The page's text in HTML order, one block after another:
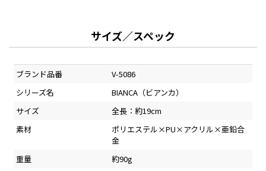
サイズ／スペック
ブランド品番
V-5086
シリーズ名
BIANCA（ビアンカ）
サイズ
全長：約19cm
素材
ポリエステル×PU×アクリル×亜鉛合
金
重量
約90g